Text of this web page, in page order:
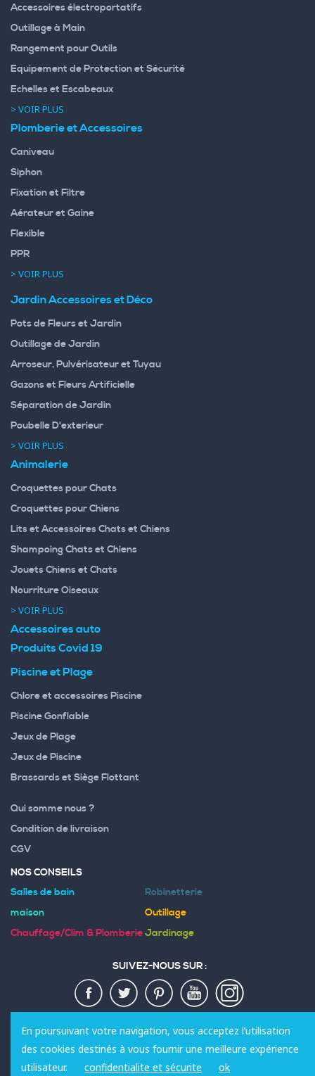
Accessoires électroportatifs
Outillage à Main
Rangement pour Outils
Equipement de Protection et Sécurité
Echelles et Escabeaux
> VOIR PLUS
Plomberie et Accessoires
Caniveau
Siphon
Fixation et Filtre
Aérateur et Gaine
Flexible
PPR
> VOIR PLUS
Jardin Accessoires et Déco
Pots de Fleurs et Jardin
Outillage de Jardin
Arroseur, Pulvérisateur et Tuyau
Gazons et Fleurs Artificielle
Séparation de Jardin
Poubelle D'exterieur
> VOIR PLUS
Animalerie
Croquettes pour Chats
Croquettes pour Chiens
Lits et Accessoires Chats et Chiens
Shampoing Chats et Chiens
Jouets Chiens et Chats
Nourriture Oiseaux
> VOIR PLUS
Accessoires auto
Produits Covid 19
Piscine et Plage
Chlore et accessoires Piscine
Piscine Gonflable
Jeux de Plage
Jeux de Piscine
Brassards et Siège Flottant
Qui somme nous ?
Condition de livraison
CGV
NOS CONSEILS
Salles de bain
Robinetterie
maison
Outillage
Chauffage/Clim & PlomberieJardinage
SUIVEZ-NOUS SUR :
MODES DE PAIEMENT :
En poursuivant votre navigation, vous acceptez l’utilisation
des cookies destinés à vous fournir une meilleure expérience
utilisateur.
confidentialite et sécurite ok